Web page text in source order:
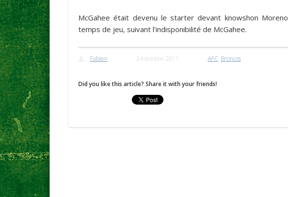
McGahee était devenu le starter devant knowshon Moreno
temps de jeu, suivant l’indisponibilité de McGahee.
Fabien 24 octobre 2011 AFC, Broncos
Did you like this article? Share it with your friends!